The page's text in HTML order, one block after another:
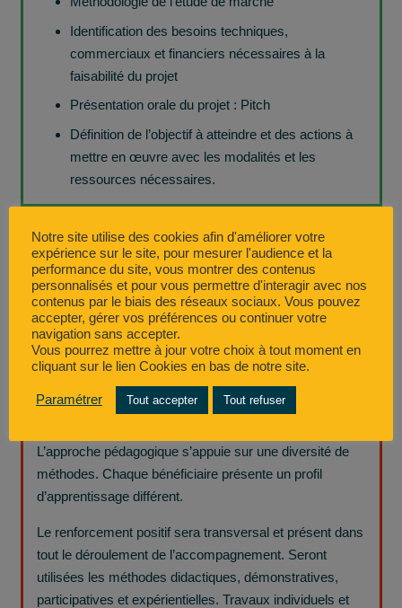
Identification des besoins techniques,
commerciaux et financiers nécessaires à la
faisabilité du projet
Présentation orale du projet : Pitch
Définition de l’objectif à atteindre et des actions à
mettre en œuvre avec les modalités et les
ressources nécessaires.
Distanciel/PrésentielSynchrone
9 heures de travaux personnels
21 heures de tutorat collectif
5 heures d’entretien individuel (diagnostic et suivi)
= 35 heures
L’approche pédagogique s’appuie sur une diversité de
méthodes. Chaque bénéficiaire présente un profil
d’apprentissage différent.
Le renforcement positif sera transversal et présent dans
tout le déroulement de l’accompagnement. Seront
utilisées les méthodes didactiques, démonstratives,
participatives et expérientielles. Travaux individuels et
Notre site utilise des cookies afin d'améliorer votre
expérience sur le site, pour mesurer l'audience et la
performance du site, vous montrer des contenus
personnalisés et pour vous permettre d'interagir avec nos
contenus par le biais des réseaux sociaux. Vous pouvez
accepter, gérer vos préférences ou continuer votre
navigation sans accepter.
Vous pourrez mettre à jour votre choix à tout moment en
cliquant sur le lien Cookies en bas de notre site.
Paramétrer Tout accepter Tout refuser